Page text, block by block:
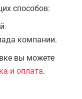
способов:
компании.
вы можете
и оплата.